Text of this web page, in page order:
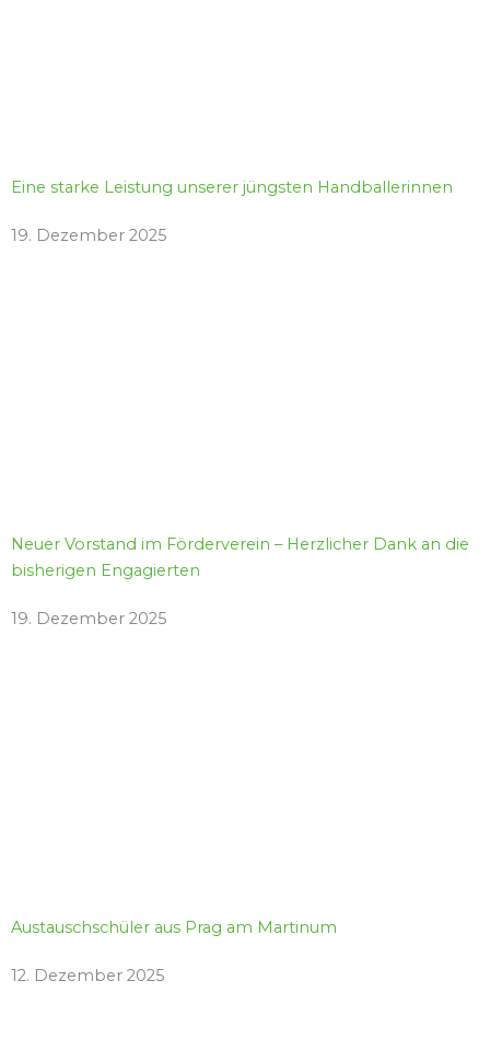
Eine starke Leistung unserer jüngsten Handballerinnen
19. Dezember 2025
Neuer Vorstand im Förderverein – Herzlicher Dank an die
bisherigen Engagierten
19. Dezember 2025
Austauschschüler aus Prag am Martinum
12. Dezember 2025